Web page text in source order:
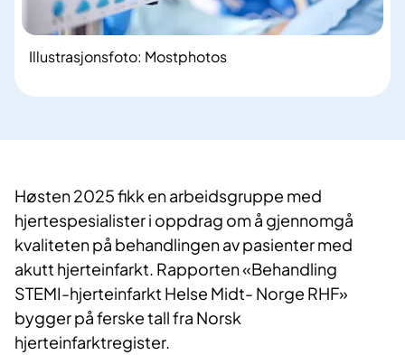
Illustrasjonsfoto: Mostphotos
Høsten 2025 fikk en arbeidsgruppe med
hjertespesialister i oppdrag om å gjennomgå
kvaliteten på behandlingen av pasienter med
akutt hjerteinfarkt. Rapporten «Behandling
STEMI-hjerteinfarkt Helse Midt- Norge RHF»
bygger på ferske tall fra Norsk
hjerteinfarktregister.